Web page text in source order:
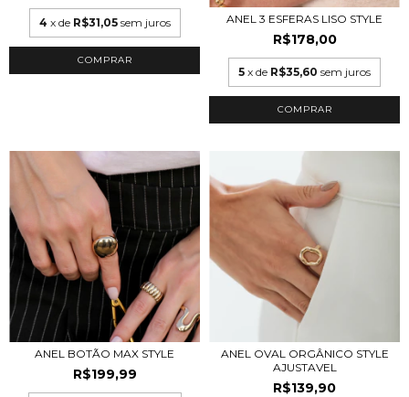
4 x de R$31,05 sem juros
COMPRAR
ANEL 3 ESFERAS LISO STYLE
R$178,00
5 x de R$35,60 sem juros
COMPRAR
ANEL BOTÃO MAX STYLE
R$199,99
ANEL OVAL ORGÂNICO STYLE
AJUSTAVEL
R$139,90